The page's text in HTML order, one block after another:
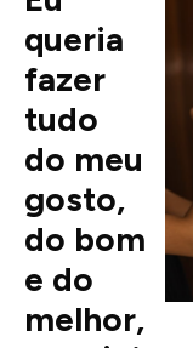
queria
fazer
tudo
do meu
gosto,
do bom
e do
melhor,